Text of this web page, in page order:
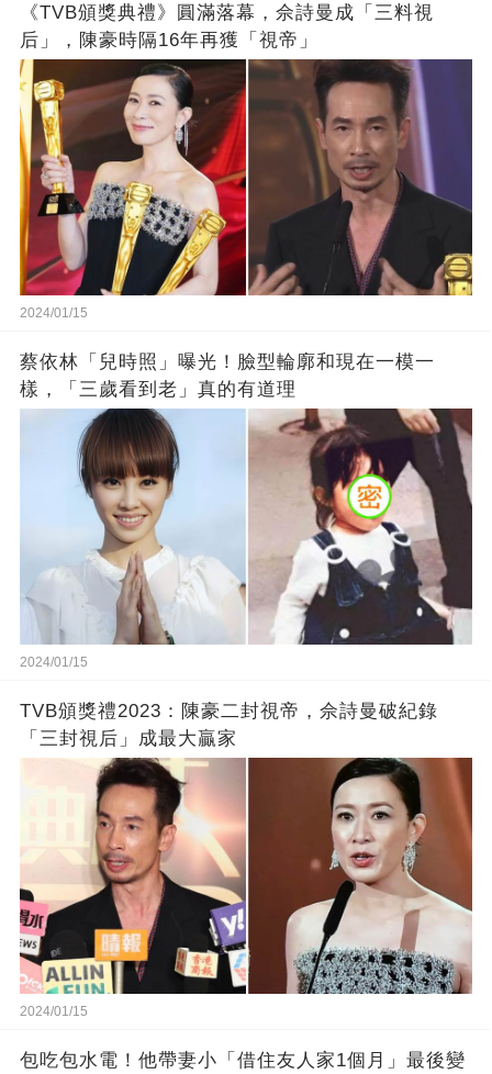
《TVB頒獎典禮》圓滿落幕，佘詩曼成「三料視
后」，陳豪時隔16年再獲「視帝」
2024/01/15
蔡依林「兒時照」曝光！臉型輪廓和現在一模一
樣，「三歲看到老」真的有道理
2024/01/15
TVB頒獎禮2023：陳豪二封視帝，佘詩曼破紀錄
「三封視后」成最大贏家
2024/01/15
包吃包水電！他帶妻小「借住友人家1個月」最後變